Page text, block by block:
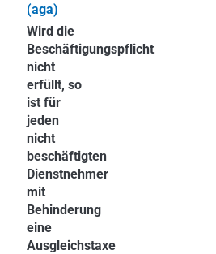
(aga)
Wird die
Beschäftigungspflicht
nicht
erfüllt, so
ist für
jeden
nicht
beschäftigten
Dienstnehmer
mit
Behinderung
eine
Ausgleichstaxe